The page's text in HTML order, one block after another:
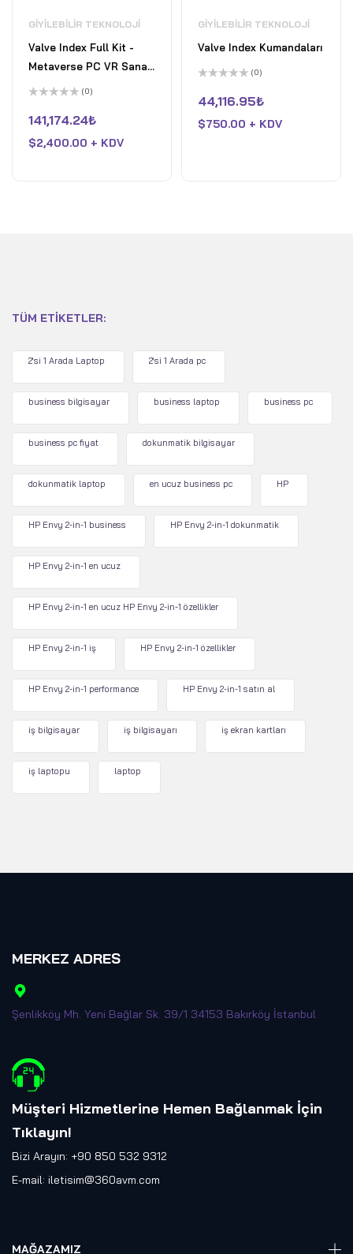
GIYILEBILIR TEKNOLOJI
Valve Index Full Kit -
Metaverse PC VR Sanal
Gerçeklik Gözlüğü Seti
üzerinden
0
aldı
(0)
141,174.24₺
$2,400.00 + KDV
GIYILEBILIR TEKNOLOJI
Valve Index Kumandaları
üzerinden
0
aldı
(0)
44,116.95₺
$750.00 + KDV
TÜM ETIKETLER:
2'si 1 Arada Laptop 2'si 1 Arada pc
business bilgisayar business laptop business pc
business pc fiyat dokunmatik bilgisayar
dokunmatik laptop en ucuz business pc HP
HP Envy 2-in-1 business HP Envy 2-in-1 dokunmatik
HP Envy 2-in-1 en ucuz
HP Envy 2-in-1 en ucuz HP Envy 2-in-1 özellikler
HP Envy 2-in-1 iş HP Envy 2-in-1 özellikler
HP Envy 2-in-1 performance HP Envy 2-in-1 satın al
iş bilgisayar iş bilgisayarı iş ekran kartları
iş laptopu laptop
MERKEZ ADRES
Şenlikköy Mh. Yeni Bağlar Sk. 39/1 34153 Bakırköy İstanbul
Müşteri Hizmetlerine Hemen Bağlanmak İçin
Tıklayın!
Bizi Arayın: +90 850 532 9312
E-mail: iletisim@360avm.com
MAĞAZAMIZ